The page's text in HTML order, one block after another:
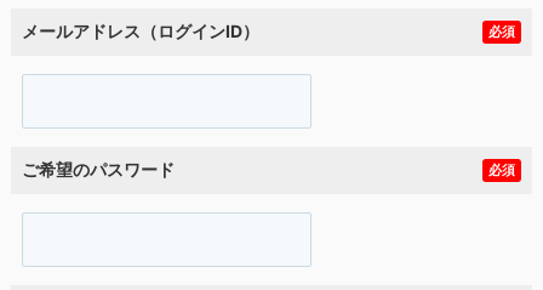
メールアドレス（ログインID） 必須
ご希望のパスワード 必須